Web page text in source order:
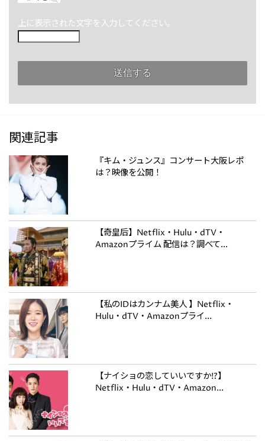
上に表示された文字を入力してください。
関連記事
『キム・ジュンス』コンサート大阪レポ
は？映像を公開！
【奇皇后】Netflix・Hulu・dTV・
Amazonプライム 配信は？調べて...
【私のIDはカンナム美人 】Netflix・
Hulu・dTV・Amazonプライ...
【ナイショの恋していいですか!?】
Netflix・Hulu・dTV・Amazon...